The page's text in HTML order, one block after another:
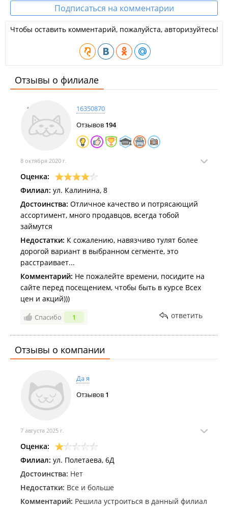
Подписаться на комментарии
Чтобы оставить комментарий, пожалуйста, авторизуйтесь!
Отзывы о филиале
16350870
Отзывов 194
8 октября 2020 г.
Оценка:
Филиал: ул. Калинина, 8
Достоинства: Отличное качество и потрясающий
ассортимент, много продавцов, всегда тобой
займутся
Недостатки: К сожалению, навязчиво тулят более
дорогой вариант в выбранном сегменте, это
расстраивает...
Комментарий: Не пожалейте времени, посидите на
сайте перед посещением, чтобы быть в курсе Всех
цен и акций)))
Спасибо 1 ответить
Отзывы о компании
Да я
Отзывов 1
7 августа 2025 г.
Оценка:
Филиал: ул. Полетаева, 6Д
Достоинства: Нет
Недостатки: Все и больше
Комментарий: Решила устроиться в данный филиал